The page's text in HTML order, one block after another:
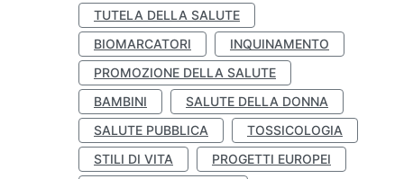
TUTELA DELLA SALUTE
BIOMARCATORI
INQUINAMENTO
PROMOZIONE DELLA SALUTE
BAMBINI
SALUTE DELLA DONNA
SALUTE PUBBLICA
TOSSICOLOGIA
STILI DI VITA
PROGETTI EUROPEI